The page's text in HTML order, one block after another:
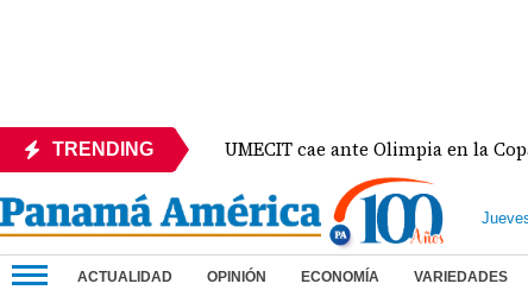
TRENDING UMECIT cae ante Olimpia en la Copa
ACTUALIDAD OPINIÓN ECONOMÍA VARIEDADES